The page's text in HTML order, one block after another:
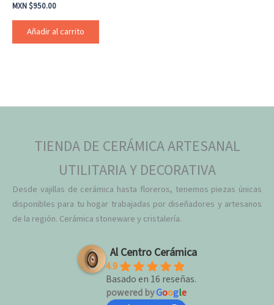
MXN $950.00
Añadir al carrito
TIENDA DE CERÁMICA ARTESANAL
UTILITARIA Y DECORATIVA
Desde vajillas de cerámica hasta floreros, tenemos piezas únicas
disponibles para tu hogar trabajadas por diseñadores y artesanos
de la región. Cerámica stoneware y cristalería.
Al Centro Cerámica
4.9
Basado en 16 reseñas.
powered byGoogle